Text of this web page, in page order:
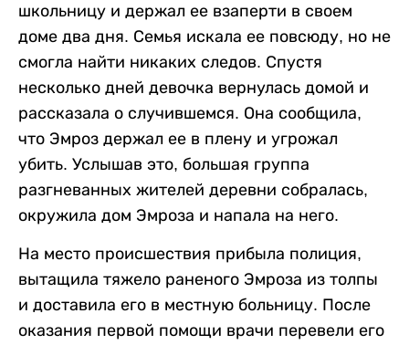
школьницу и держал ее взаперти в своем
доме два дня. Семья искала ее повсюду, но не
смогла найти никаких следов. Спустя
несколько дней девочка вернулась домой и
рассказала о случившемся. Она сообщила,
что Эмроз держал ее в плену и угрожал
убить. Услышав это, большая группа
разгневанных жителей деревни собралась,
окружила дом Эмроза и напала на него.
На место происшествия прибыла полиция,
вытащила тяжело раненого Эмроза из толпы
и доставила его в местную больницу. После
оказания первой помощи врачи перевели его